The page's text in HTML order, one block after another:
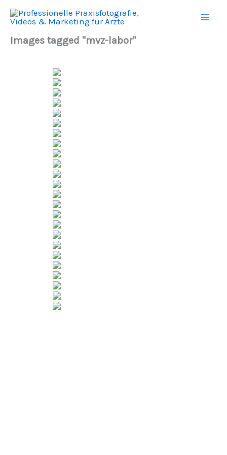
Zum
Inhalt
springen
Images tagged "mvz-labor"